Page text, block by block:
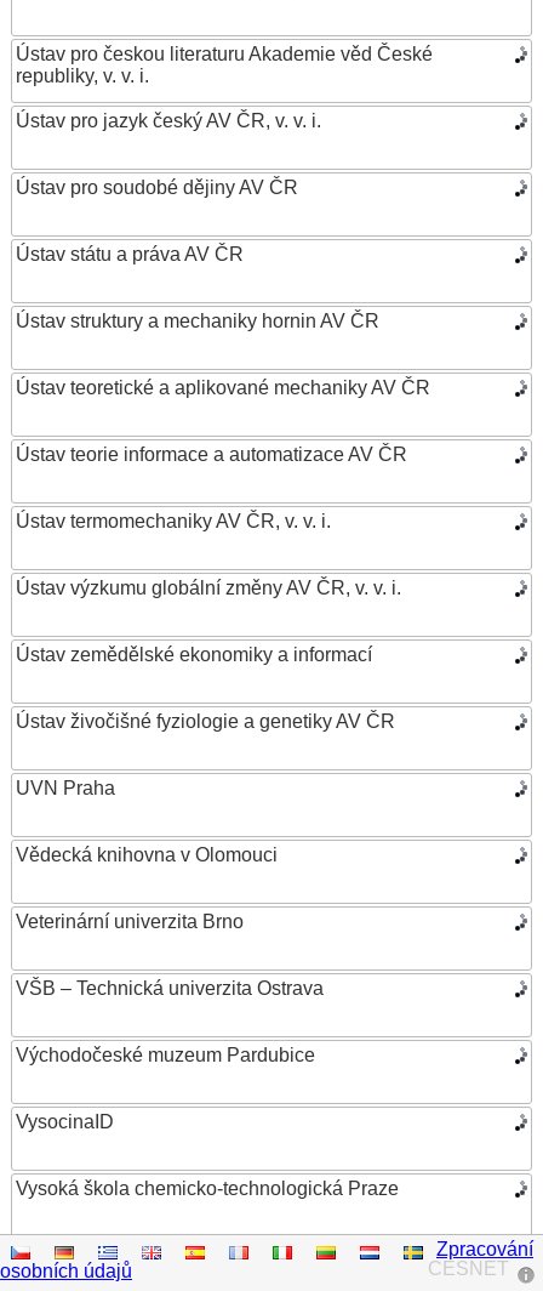
Ústav pro českou literaturu Akademie věd České
republiky, v. v. i.
Ústav pro jazyk český AV ČR, v. v. i.
Ústav pro soudobé dějiny AV ČR
Ústav státu a práva AV ČR
Ústav struktury a mechaniky hornin AV ČR
Ústav teoretické a aplikované mechaniky AV ČR
Ústav teorie informace a automatizace AV ČR
Ústav termomechaniky AV ČR, v. v. i.
Ústav výzkumu globální změny AV ČR, v. v. i.
Ústav zemědělské ekonomiky a informací
Ústav živočišné fyziologie a genetiky AV ČR
UVN Praha
Vědecká knihovna v Olomouci
Veterinární univerzita Brno
VŠB – Technická univerzita Ostrava
Východočeské muzeum Pardubice
VysocinaID
Vysoká škola chemicko-technologická Praze
Vysoká škola ekonomická v Praze
CESNET
Zpracování
osobních údajů